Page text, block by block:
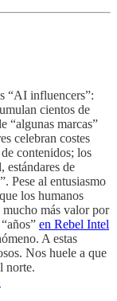
“AI influencers”:
cientos de
“algunas marcas”
celebran costes
contenidos; los
estándares de
”. Pese al entusiasmo
los humanos
más valor por
en Rebel Intel
A estas
Nos huele a que
norte.